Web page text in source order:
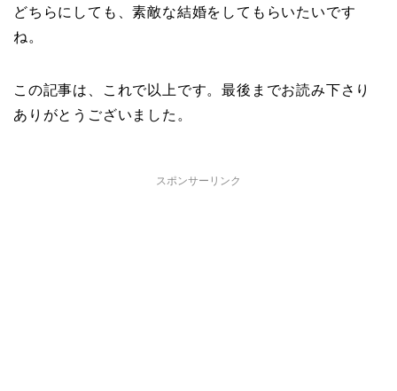
どちらにしても、素敵な結婚をしてもらいたいです
ね。
この記事は、これで以上です。最後までお読み下さり
ありがとうございました。
スポンサーリンク